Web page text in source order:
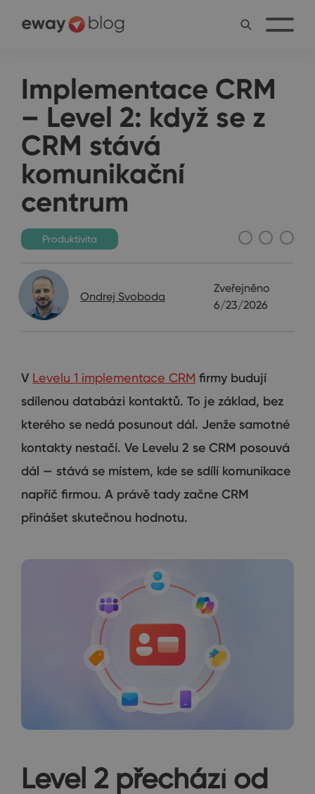
Implementace CRM
– Level 2: když se z
CRM stává
komunikační
centrum
Produktivita
Ondrej Svoboda
Zveřejněno
6/23/2026
V Levelu 1 implementace CRM firmy budují
sdílenou databázi kontaktů. To je základ, bez
kterého se nedá posunout dál. Jenže samotné
kontakty nestačí. Ve Levelu 2 se CRM posouvá
dál — stává se místem, kde se sdílí komunikace
napříč firmou. A právě tady začne CRM
přinášet skutečnou hodnotu.
Level 2 přechází od